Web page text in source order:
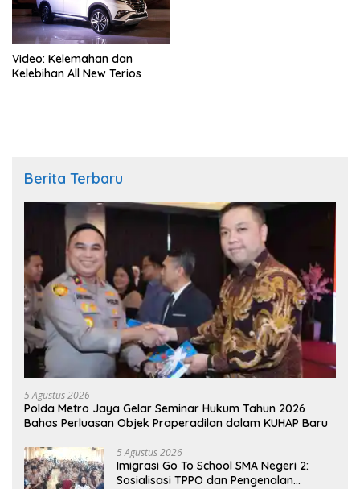
Video: Kelemahan dan
Kelebihan All New Terios
Berita Terbaru
5 Agustus 2026
Polda Metro Jaya Gelar Seminar Hukum Tahun 2026
Bahas Perluasan Objek Praperadilan dalam KUHAP Baru
5 Agustus 2026
Imigrasi Go To School SMA Negeri 2:
Sosialisasi TPPO dan Pengenalan